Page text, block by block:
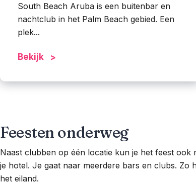
South Beach Aruba is een buitenbar en
nachtclub in het Palm Beach gebied. Een
plek...
Bekijk
Feesten onderweg
Naast clubben op één locatie kun je het feest
je hotel. Je gaat naar meerdere bars en clubs. Zo
het eiland.